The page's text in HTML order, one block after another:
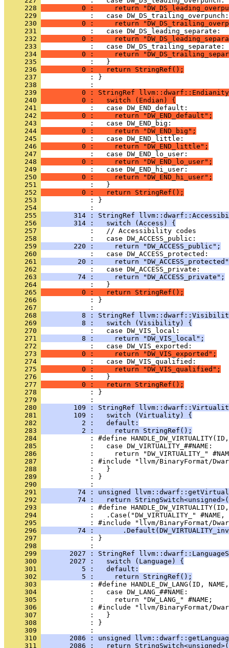
     228
0 :     return
     229
     230
0 :     return
     231
     232
0 :     return
     233
     234
0 :     return
     235
     236
          0 :   return StringRef();
     237
            : }
     238
     239
0 : StringRef
     240
          0 :   switch (Endian) {
     241
     242
          0 :     return "DW_END_default";
     243
     244
          0 :     return "DW_END_big";
     245
     246
          0 :     return "DW_END_little";
     247
     248
          0 :     return "DW_END_lo_user";
     249
     250
          0 :     return "DW_END_hi_user";
     251
     252
          0 :   return StringRef();
     253
            : }
     254
     255
314 : StringRef
     256
        314 :   switch (Access) {
     257
     258
     259
        220 :     return "DW_ACCESS_public";
     260
     261
20 :     return
     262
     263
         74 :     return "DW_ACCESS_private";
     264
     265
          0 :   return StringRef();
     266
            : }
     267
     268
8 : StringRef
     269
          8 :   switch (Visibility) {
     270
     271
          8 :     return "DW_VIS_local";
     272
     273
          0 :     return "DW_VIS_exported";
     274
     275
          0 :     return "DW_VIS_qualified";
     276
     277
          0 :   return StringRef();
     278
            : }
     279
     280
109 : StringRef
     281
        109 :   switch (Virtuality) {
     282
          2 :   default:
     283
          2 :     return StringRef();
     284
     285
     286
     287
     288
     289
            : }
     290
     291
74 : unsigned
     292
74 :   return
     293
     294
     295
     296
74 :
     297
            : }
     298
     299
2027 : StringRef
     300
       2027 :   switch (Language) {
     301
          5 :   default:
     302
          5 :     return StringRef();
     303
     304
     305
     306
     307
     308
            : }
     309
     310
2086 : unsigned
     311
2086 :   return